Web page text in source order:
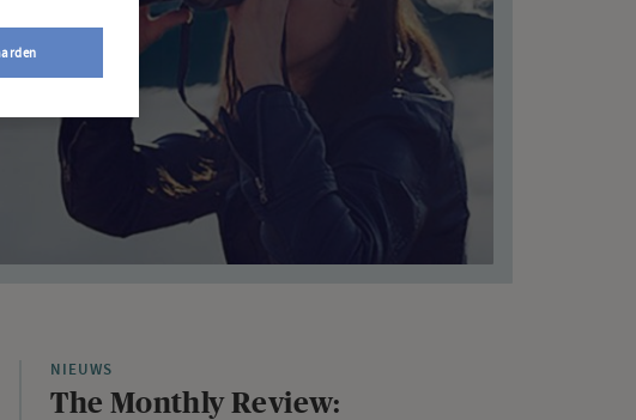
NIEUWS
The Monthly Review: